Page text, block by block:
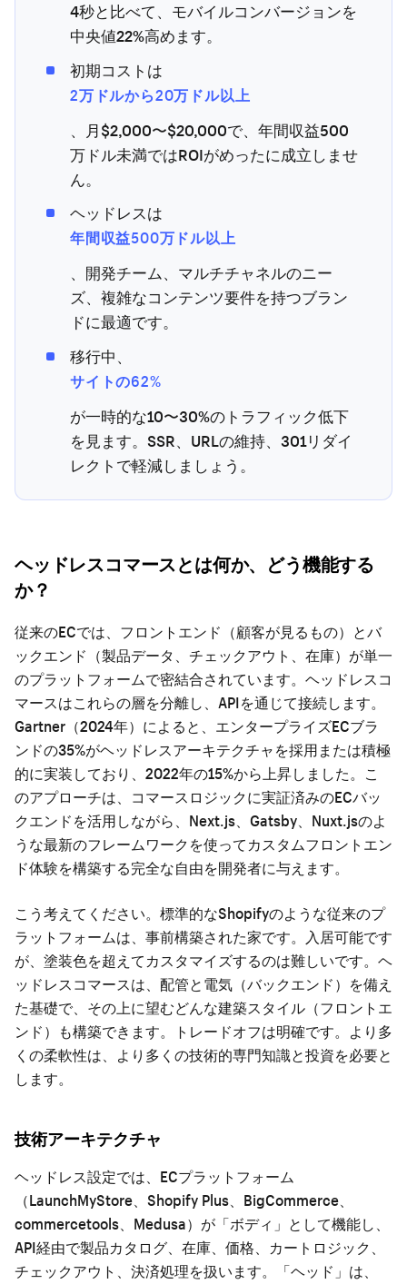
4秒と比べて、モバイルコンバージョンを
中央値22%高めます。
初期コストは
2万ドルから20万ドル以上
、月$2,000〜$20,000で、年間収益500
万ドル未満ではROIがめったに成立しませ
ん。
ヘッドレスは
年間収益500万ドル以上
、開発チーム、マルチチャネルのニー
ズ、複雑なコンテンツ要件を持つブラン
ドに最適です。
移行中、
サイトの62%
が一時的な10〜30%のトラフィック低下
を見ます。SSR、URLの維持、301リダイ
レクトで軽減しましょう。
ヘッドレスコマースとは何か、どう機能する
か？
従来のECでは、フロントエンド（顧客が見るもの）とバ
ックエンド（製品データ、チェックアウト、在庫）が単一
のプラットフォームで密結合されています。ヘッドレスコ
マースはこれらの層を分離し、APIを通じて接続します。
Gartner（2024年）によると、エンタープライズECブラ
ンドの35%がヘッドレスアーキテクチャを採用または積極
的に実装しており、2022年の15%から上昇しました。こ
のアプローチは、コマースロジックに実証済みのECバッ
クエンドを活用しながら、Next.js、Gatsby、Nuxt.jsのよ
うな最新のフレームワークを使ってカスタムフロントエン
ド体験を構築する完全な自由を開発者に与えます。
こう考えてください。標準的なShopifyのような従来のプ
ラットフォームは、事前構築された家です。入居可能です
が、塗装色を超えてカスタマイズするのは難しいです。ヘ
ッドレスコマースは、配管と電気（バックエンド）を備え
た基礎で、その上に望むどんな建築スタイル（フロントエ
ンド）も構築できます。トレードオフは明確です。より多
くの柔軟性は、より多くの技術的専門知識と投資を必要と
します。
技術アーキテクチャ
ヘッドレス設定では、ECプラットフォーム
（LaunchMyStore、Shopify Plus、BigCommerce、
commercetools、Medusa）が「ボディ」として機能し、
API経由で製品カタログ、在庫、価格、カートロジック、
チェックアウト、決済処理を扱います。「ヘッド」は、